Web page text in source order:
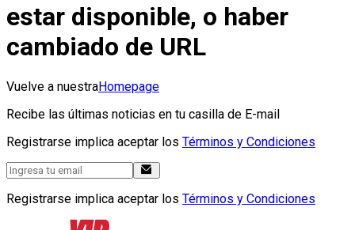
estar disponible, o haber
cambiado de URL
Vuelve a nuestraHomepage
Recibe las últimas noticias en tu casilla de E-mail
Registrarse implica aceptar los Términos y Condiciones
Registrarse implica aceptar los Términos y Condiciones